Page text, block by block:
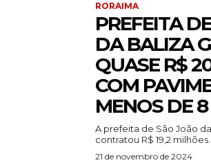
RORAIMA
PREFEITA
DA BALIZA
QUASE R$
COM
MENOS DE
A prefeita de São João da
contratou R$ 19,2 milhões...
21 de novembro de 2024